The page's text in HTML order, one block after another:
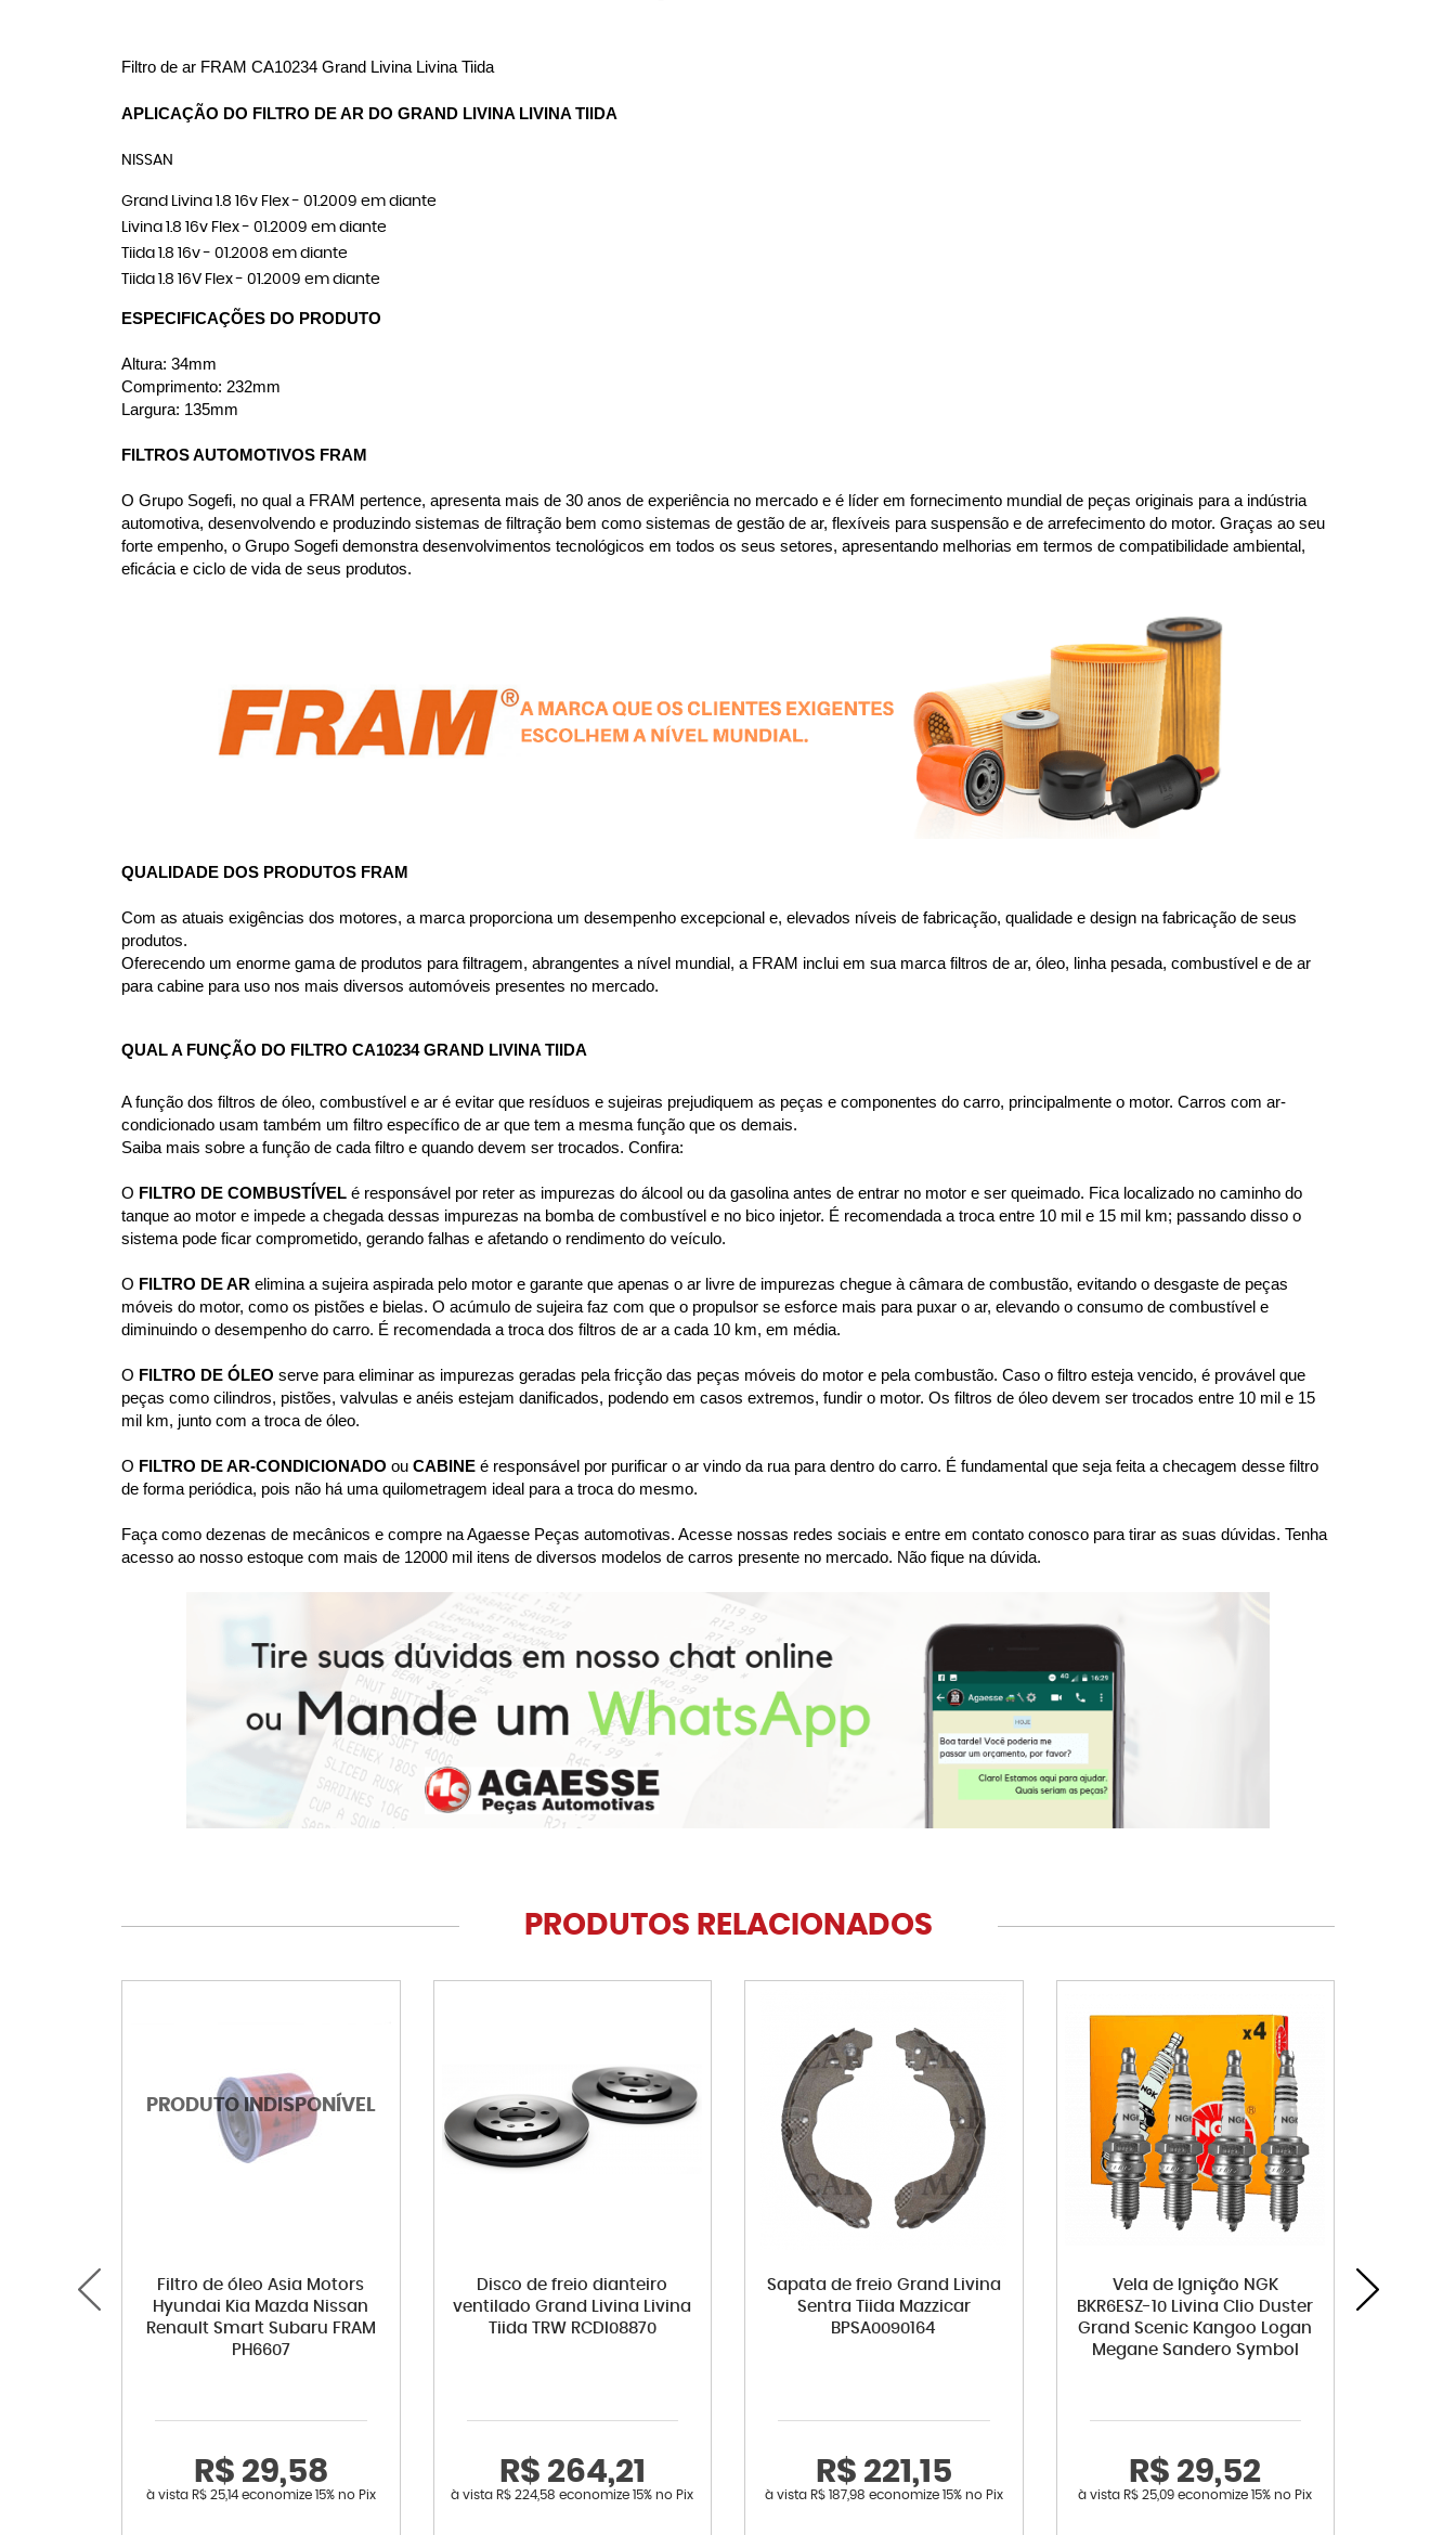
Filtro de ar FRAM CA10234 Grand Livina Livina Tiida
APLICAÇÃO DO FILTRO DE AR DO GRAND LIVINA LIVINA TIIDA
NISSAN
Grand Livina 1.8 16v Flex - 01.2009 em diante
Livina 1.8 16v Flex - 01.2009 em diante
Tiida 1.8 16v - 01.2008 em diante
Tiida 1.8 16V Flex - 01.2009 em diante
ESPECIFICAÇÕES DO PRODUTO
Altura: 34mm
Comprimento: 232mm
Largura: 135mm
FILTROS AUTOMOTIVOS FRAM
O Grupo Sogefi, no qual a FRAM pertence, apresenta mais de 30 anos de experiência no mercado e é líder em fornecimento mundial de peças originais para a indústria
automotiva, desenvolvendo e produzindo sistemas de filtração bem como sistemas de gestão de ar, flexíveis para suspensão e de arrefecimento do motor. Graças ao seu
forte empenho, o Grupo Sogefi demonstra desenvolvimentos tecnológicos em todos os seus setores, apresentando melhorias em termos de compatibilidade ambiental,
eficácia e ciclo de vida de seus produtos.
QUALIDADE DOS PRODUTOS FRAM
Com as atuais exigências dos motores, a marca proporciona um desempenho excepcional e, elevados níveis de fabricação, qualidade e design na fabricação de seus
produtos.
Oferecendo um enorme gama de produtos para filtragem, abrangentes a nível mundial, a FRAM inclui em sua marca filtros de ar, óleo, linha pesada, combustível e de ar
para cabine para uso nos mais diversos automóveis presentes no mercado.
QUAL A FUNÇÃO DO FILTRO CA10234 GRAND LIVINA TIIDA
A função dos filtros de óleo, combustível e ar é evitar que resíduos e sujeiras prejudiquem as peças e componentes do carro, principalmente o motor. Carros com ar-
condicionado usam também um filtro específico de ar que tem a mesma função que os demais.
Saiba mais sobre a função de cada filtro e quando devem ser trocados. Confira:
O FILTRO DE COMBUSTÍVEL é responsável por reter as impurezas do álcool ou da gasolina antes de entrar no motor e ser queimado. Fica localizado no caminho do
tanque ao motor e impede a chegada dessas impurezas na bomba de combustível e no bico injetor. É recomendada a troca entre 10 mil e 15 mil km; passando disso o
sistema pode ficar comprometido, gerando falhas e afetando o rendimento do veículo.
O FILTRO DE AR elimina a sujeira aspirada pelo motor e garante que apenas o ar livre de impurezas chegue à câmara de combustão, evitando o desgaste de peças
móveis do motor, como os pistões e bielas. O acúmulo de sujeira faz com que o propulsor se esforce mais para puxar o ar, elevando o consumo de combustível e
diminuindo o desempenho do carro. É recomendada a troca dos filtros de ar a cada 10 km, em média.
O FILTRO DE ÓLEO serve para eliminar as impurezas geradas pela fricção das peças móveis do motor e pela combustão. Caso o filtro esteja vencido, é provável que
peças como cilindros, pistões, valvulas e anéis estejam danificados, podendo em casos extremos, fundir o motor. Os filtros de óleo devem ser trocados entre 10 mil e 15
mil km, junto com a troca de óleo.
O FILTRO DE AR-CONDICIONADO ou CABINE é responsável por purificar o ar vindo da rua para dentro do carro. É fundamental que seja feita a checagem desse filtro
de forma periódica, pois não há uma quilometragem ideal para a troca do mesmo.
Faça como dezenas de mecânicos e compre na Agaesse Peças automotivas. Acesse nossas redes sociais e entre em contato conosco para tirar as suas dúvidas. Tenha
acesso ao nosso estoque com mais de 12000 mil itens de diversos modelos de carros presente no mercado. Não fique na dúvida.
PRODUTOS RELACIONADOS
Filtro de óleo Asia Motors
Hyundai Kia Mazda Nissan
Renault Smart Subaru FRAM
PH6607
R$ 29,58
à vista R$ 25,14economize 15% no Pix
Disco de freio dianteiro
ventilado Grand Livina Livina
Tiida TRW RCDI08870
R$ 264,21
à vista R$ 224,58 economize15% no Pix
Sapata de freio Grand Livina
Sentra Tiida Mazzicar
BPSA0090164
R$ 221,15
à vista R$ 187,98 economize 15% no Pix
Vela de Ignição NGK
BKR6ESZ-10 Livina Clio Duster
Grand Scenic Kangoo Logan
Megane Sandero Symbol
R$ 29,52
à vista R$ 25,09 economize15% no Pix